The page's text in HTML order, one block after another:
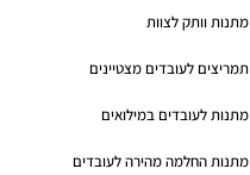
מתנות וותק לצוות
תמריצים לעובדים מצטיינים
מתנות לעובדים במילואים
מתנות החלמה מהירה לעובדים